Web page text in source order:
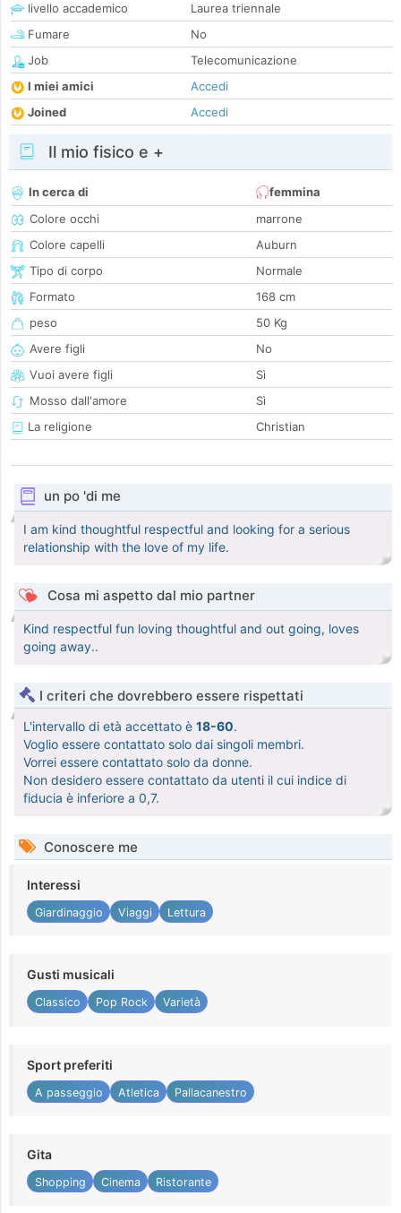
livello accademico
Laurea triennale
Fumare
No
Job
Telecomunicazione
I miei amici
Accedi
Joined
Accedi
Il mio fisico e +
In cerca di
femmina
Colore occhi
marrone
Colore capelli
Auburn
Tipo di corpo
Normale
Formato
168 cm
peso
50 Kg
Avere figli
No
Vuoi avere figli
Sì
Mosso dall'amore
Sì
La religione
Christian
un po 'di me
I am kind thoughtful respectful and looking for a serious
relationship with the love of my life.
Cosa mi aspetto dal mio partner
Kind respectful fun loving thoughtful and out going, loves
going away..
I criteri che dovrebbero essere rispettati
L'intervallo di età accettato è 18-60.
Voglio essere contattato solo dai singoli membri.
Vorrei essere contattato solo da donne.
Non desidero essere contattato da utenti il cui indice di
fiducia è inferiore a 0,7.
Conoscere me
Interessi
Giardinaggio Viaggi Lettura
Gusti musicali
Classico Pop Rock Varietà
Sport preferiti
A passeggio Atletica Pallacanestro
Gita
Shopping Cinema Ristorante